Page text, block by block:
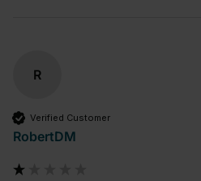
R
Verified Customer
RobertDM